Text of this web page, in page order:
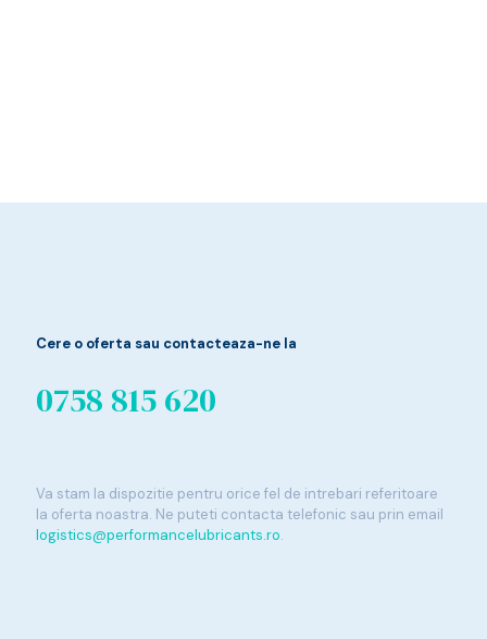
Cere o oferta sau contacteaza-ne la
0758 815 620
Va stam la dispozitie pentru orice fel de intrebari referitoare
la oferta noastra. Ne puteti contacta telefonic sau prin email
logistics@performancelubricants.ro.